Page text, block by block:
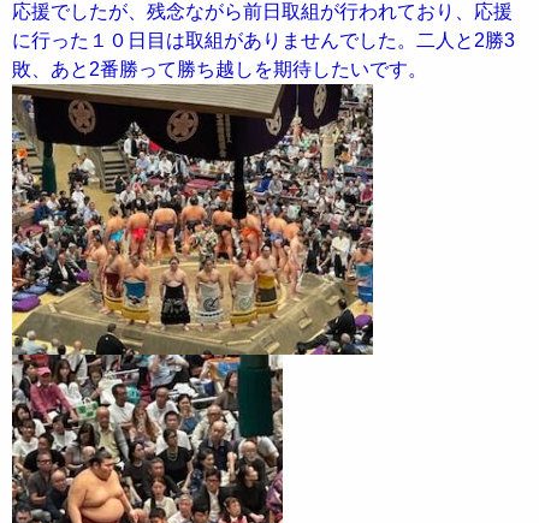
応援でしたが、残念ながら前日取組が行われており、応援
に行った１０日目は取組がありませんでした。二人と2勝3
敗、あと2番勝って勝ち越しを期待したいです。